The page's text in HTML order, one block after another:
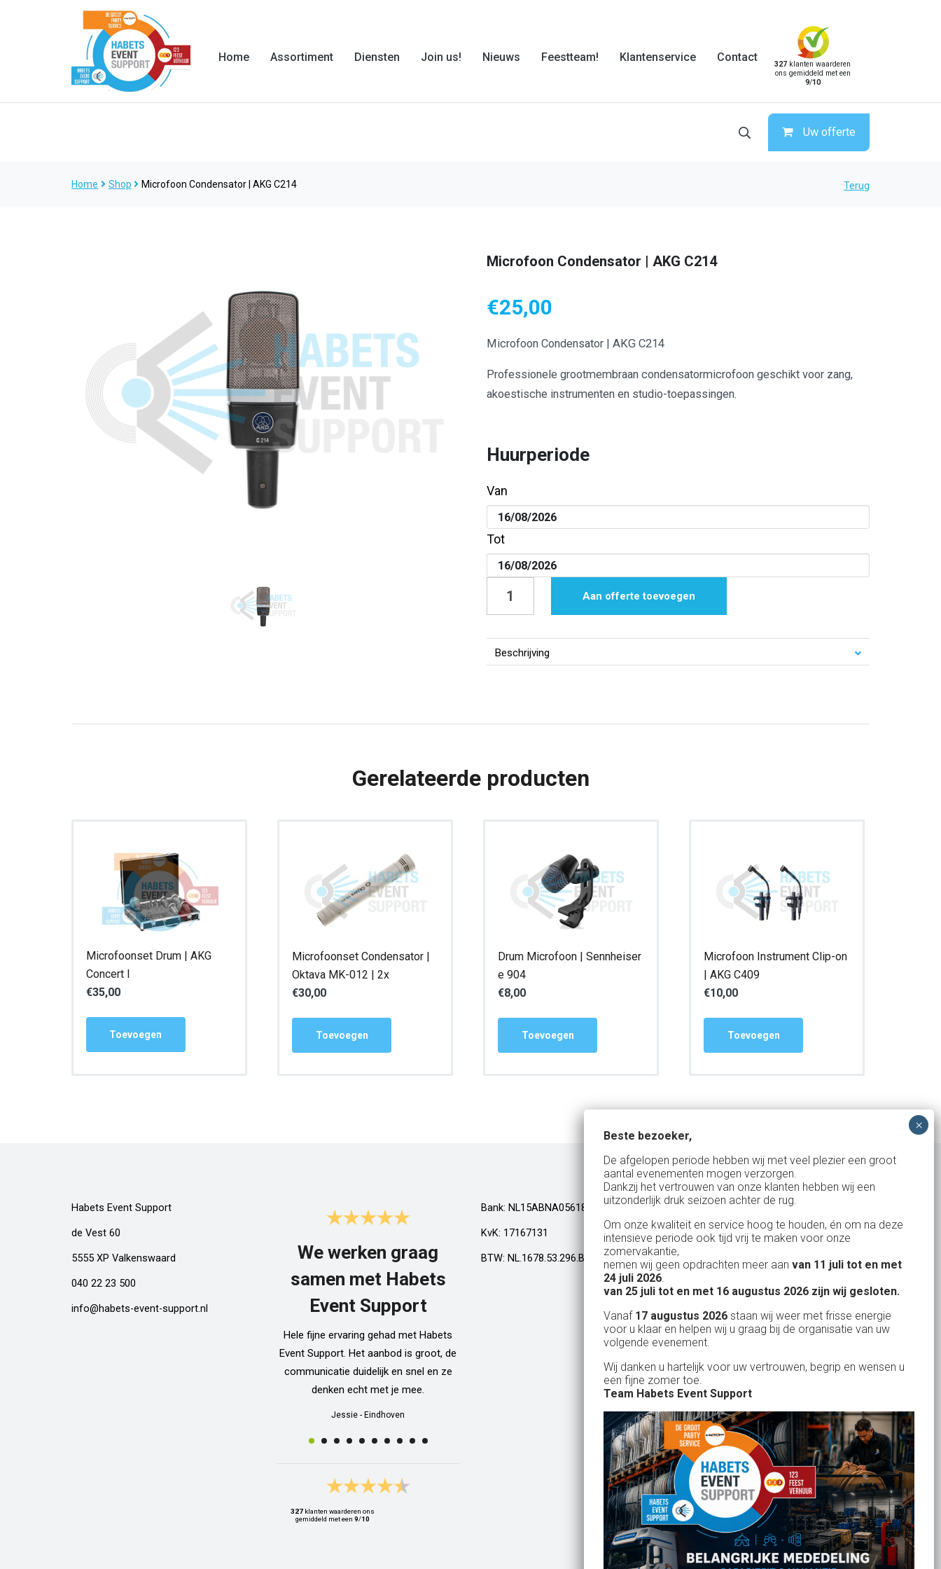
Home Assortiment Diensten Join us! Nieuws Feestteam! Klantenservice Contact
327 klanten waarderen
ons gemiddeld met een
9/10
Uw offerte
Home Shop Microfoon Condensator | AKG C214 Terug
Microfoon Condensator | AKG C214
€25,00
Microfoon Condensator | AKG C214
Professionele grootmembraan condensatormicrofoon geschikt voor zang,
akoestische instrumenten en studio-toepassingen.
Huurperiode
Van
Tot
AKG
Aan offerte toevoegen
Beschrijving
Gerelateerde producten
Microfoonset Drum | AKG
Concert I
€35,00
Toevoegen
Microfoonset Condensator |
Oktava MK-012 | 2x
€30,00
Toevoegen
Drum Microfoon | Sennheiser
e 904
€8,00
Toevoegen
Microfoon Instrument Clip-on
| AKG C409
€10,00
Toevoegen
Habets Event Support
de Vest 60
5555 XP Valkenswaard
040 22 23 500
info@habets-event-support.nl
We werken graag
samen met Habets
Event Support
Hele fijne ervaring gehad met Habets
Event Support. Het aanbod is groot, de
communicatie duidelijk en snel en ze
denken echt met je mee.
Jessie - Eindhoven
Top!
Al een aantal jaar huren wij in Geldrop
een kamphuis met vrienden. We huren
dan een bar incl vaten bier en deze
wordt netjes voor ons neergezet. Er zit
doen als je een vat gaat verwisselen.
Alle spullen worden op maandag ook
weer netjes opgehaald ook al zijn wij
dan weer thuis ;) In het warme weekend
van 10 juli waren wij wederom in
Geldrop en we hebben van het begin tot
het eind een heerlijk koud biertje
gedronken! Top installatie !! Ingrid
Hoogvliet Rotterdam
Habets dacht direct mee, toen wij op
zeer korte termijn een feest wilden
geven in onze eigen achtertuin. De
service van Habets sloot ook dit keer
weer naadloos aan op onze eigen
ideeen en inbreng. Materialen werden
keurig volgens afspraak geleverd, alles
tiptop in orde. De presentatie die wij op
het gehuurde 75 inch scherm deelden,
werd door onze gasten zeer
gewaardeerd. Een mooi, helder en groot
beeld. Team Habets, bedankt en tot de
volgende keer weer.
Jolanda Bakker - Waalre
327klanten waarderen ons
gemiddeld met een 9/10
Bank: NL15ABNA0561810710
KvK: 17167131
BTW: NL.1678.53.296.B01
Uw partner in:
Evenementen verhuur
Partyverhuur
Je vindt ons op
Beste bezoeker,
De afgelopen periode hebben wij met veel plezier een groot
aantal evenementen mogen verzorgen.
Dankzij het vertrouwen van onze klanten hebben wij een
uitzonderlijk druk seizoen achter de rug.
Om onze kwaliteit en service hoog te houden, én om na deze
intensieve periode ook tijd vrij te maken voor onze
zomervakantie,
nemen wij geen opdrachten meer aan van 11 juli tot en met
24 juli 2026.
van 25 juli tot en met 16 augustus 2026 zijn wij gesloten.
Vanaf 17 augustus 2026 staan wij weer met frisse energie
voor u klaar en helpen wij u graag bij de organisatie van uw
volgende evenement.
Wij danken u hartelijk voor uw vertrouwen, begrip en wensen u
een fijne zomer toe.
Team Habets Event Support